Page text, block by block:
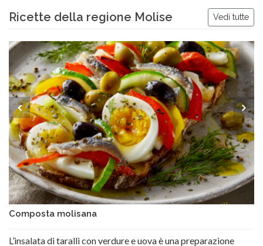
Ricette della regione Molise Vedi tutte
Composta molisana
L’insalata di taralli con verdure e uova è una preparazione